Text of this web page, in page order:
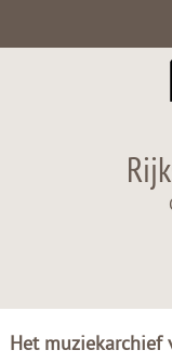
Het muziekarchief